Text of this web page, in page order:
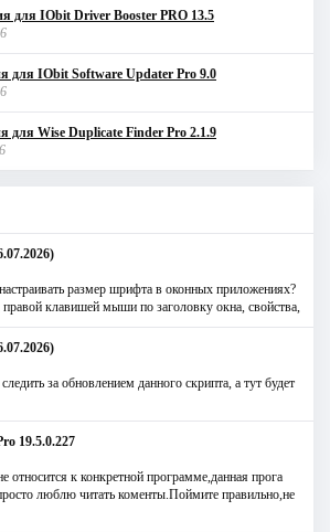
для IObit Driver Booster PRO 13.5
для IObit Software Updater Pro 9.0
для Wise Duplicate Finder Pro 2.1.9
размер шрифта в оконных приложениях?
клавишей мыши по заголовку окна, свойства,
за обновлением данного скрипта, а тут будет
19.5.0.227
к конкретной программе,данная прога
люблю читать коменты.Поймите правильно,не